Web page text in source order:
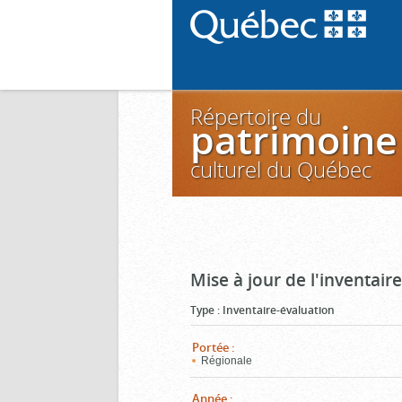
Répertoire du
patrimoine
culturel du Québec
Mise à jour de
Type : Inventaire-évaluation
Portée :
Régionale